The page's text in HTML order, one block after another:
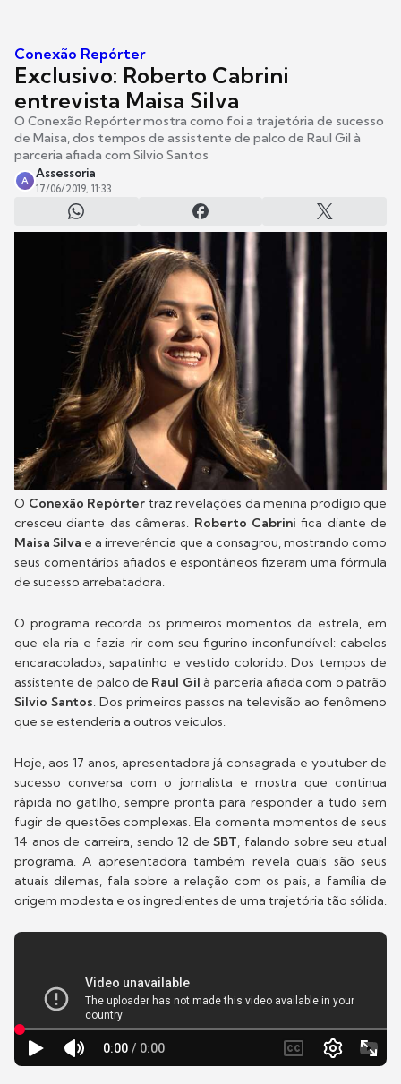
Conexão Repórter
Exclusivo: Roberto Cabrini
entrevista Maisa Silva
O Conexão Repórter mostra como foi a trajetória de sucesso
de Maisa, dos tempos de assistente de palco de Raul Gil à
parceria afiada com Silvio Santos
A
Assessoria
17/06/2019, 11:33
O Conexão Repórter traz revelações da menina prodígio que
cresceu diante das câmeras. Roberto Cabrinifica diante de
Maisa Silva e a irreverência que a consagrou, mostrando como
seus comentários afiados e espontâneos fizeram uma fórmula
de sucesso arrebatadora.
O programa recorda os primeiros momentos da estrela, em
que ela ria e fazia rir com seu figurino inconfundível: cabelos
encaracolados, sapatinho e vestido colorido. Dos tempos de
assistente de palco de Raul Gilà parceria afiada com o patrão
Silvio Santos. Dos primeiros passos na televisão ao fenômeno
que se estenderia a outros veículos.
Hoje, aos 17 anos, apresentadora já consagrada e youtuber de
sucesso conversa com o jornalista e mostra que continua
rápida no gatilho, sempre pronta para responder a tudo sem
fugir de questões complexas. Ela comenta momentos de seus
14 anos de carreira, sendo 12 deSBT, falando sobre seu atual
programa. A apresentadora também revela quais são seus
atuais dilemas, fala sobre a relação com os pais, a família de
origem modesta e os ingredientes de uma trajetória tão sólida.